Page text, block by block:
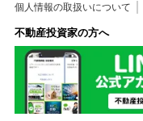
個人情報の取扱いについて
不動産投資家の方へ